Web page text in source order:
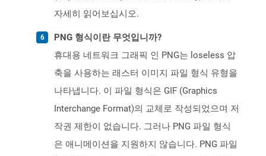
자세히 읽어보십시오.
PNG 형식이란 무엇입니까?
휴대용 네트워크 그래픽 인 PNG는 loseless 압
축을 사용하는 래스터 이미지 파일 형식 유형을
나타냅니다. 이 파일 형식은 GIF (Graphics
Interchange Format)의 교체로 작성되었으며 저
작권 제한이 없습니다. 그러나 PNG 파일 형식
은 애니메이션을 지원하지 않습니다. PNG 파일